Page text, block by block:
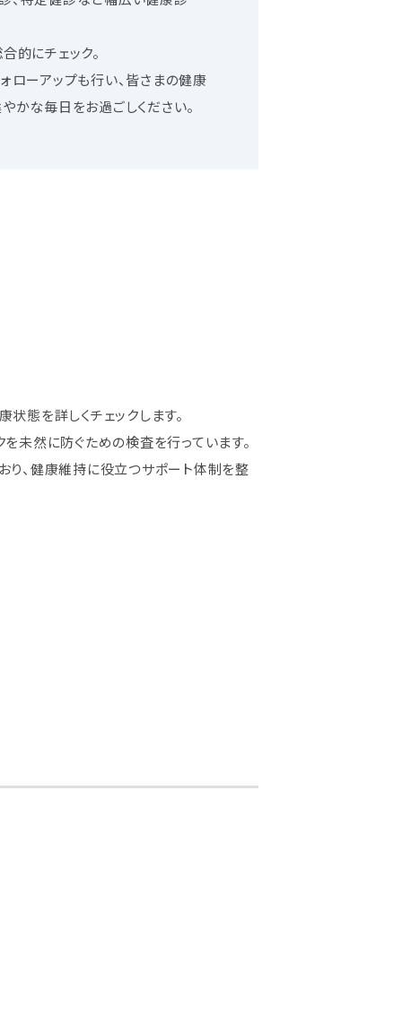
的にチェック。
ローアップも行い、皆さまの健康
かな毎日をお過ごしください。
態を詳しくチェックします。
未然に防ぐための検査を行っています。
り、健康維持に役立つサポート体制を整